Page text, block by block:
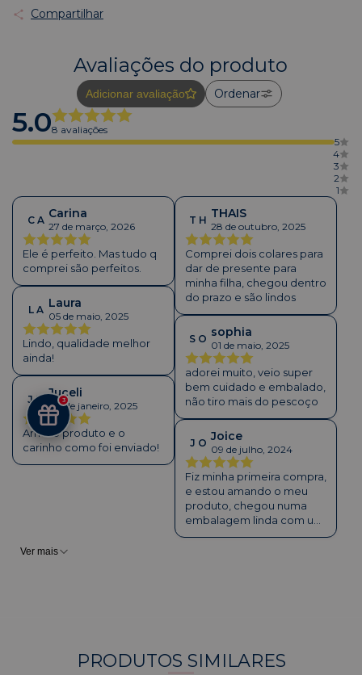
Compartilhar
Avaliações do produto
Adicionar avaliação Ordenar
5.08 avaliações
5
4
3
2
1
C A Carina
27 de março, 2026
Ele é perfeito. Mas tudo q
comprei são perfeitos.
L A Laura
05 de maio, 2025
Lindo, qualidade melhor
ainda!
J U Juceli
04 de janeiro, 2025
Amei o produto e o
carinho como foi enviado!
T H THAIS
28 de outubro, 2025
Comprei dois colares para
dar de presente para
minha filha, chegou dentro
do prazo e são lindos
S O sophia
01 de maio, 2025
adorei muito, veio super
bem cuidado e embalado,
não tiro mais do pescoço
J O Joice
09 de julho, 2024
Fiz minha primeira compra,
e estou amando o meu
produto, chegou numa
embalagem linda com um
cheirinho maravilhoso!
Ver mais
PRODUTOS SIMILARES
3